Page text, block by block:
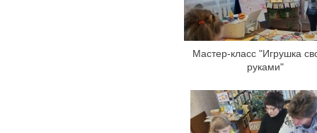
Мастер-класс "Игрушка
руками"